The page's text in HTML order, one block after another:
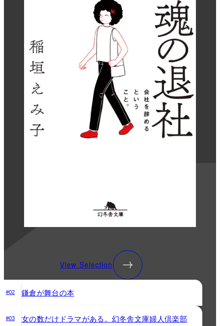
View Selection
#02 鎌倉が舞台の本
#03 女の数だけドラマがある。幻冬舎文庫婦人倶楽部